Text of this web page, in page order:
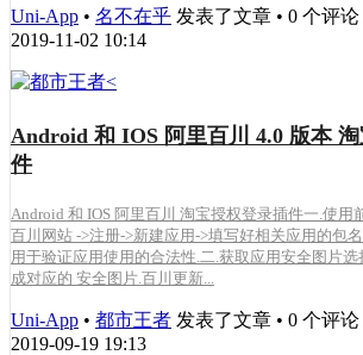
Uni-App • 名不在乎 发表了文章 • 0 个评论
2019-11-02 10:14
Android 和 IOS 阿里百川 4.0 版本
件
Android 和 IOS 阿里百川 淘宝授权登录插件一.使用
百川网站 ->注册->新建应用->填写好相关应用的包
用于验证应用使用的合法性.二.获取应用安全图片
成对应的 安全图片.百川更新...
Uni-App • 都市王者 发表了文章 • 0 个评论
2019-09-19 19:13